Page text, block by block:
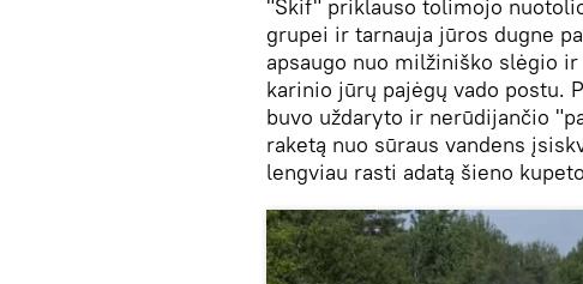
"Skif" priklauso tolimojo
grupei ir tarnauja jūros dugne
apsaugo nuo milžiniško slėgio
karinio jūrų pajėgų vado postu.
buvo uždaryto ir nerūdijančio
raketą nuo sūraus vandens
lengviau rasti adatą šieno